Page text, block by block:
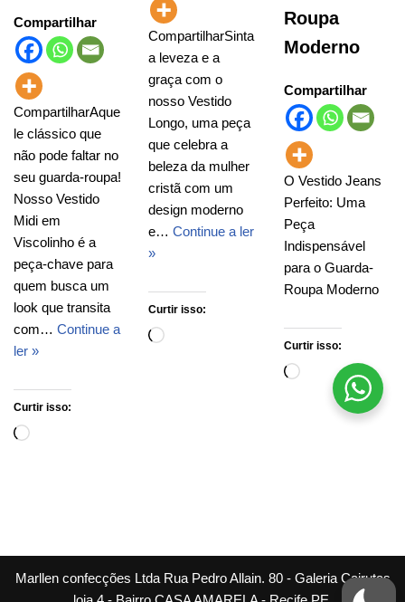
Compartilhar
CompartilharAque
le clássico que
não pode faltar no
seu guarda-roupa!
Nosso Vestido
Midi em
Viscolinho é a
peça-chave para
quem busca um
look que transita
com… Continue a
ler »
Curtir isso:
CompartilharSinta
a leveza e a
graça com o
nosso Vestido
Longo, uma peça
que celebra a
beleza da mulher
cristã com um
design moderno
e…Continue a ler
»
Curtir isso:
Roupa
Moderno
Compartilhar
O Vestido Jeans
Perfeito: Uma
Peça
Indispensável
para o Guarda-
Roupa Moderno
Curtir isso:
Marllen confecções Ltda Rua Pedro Allain. 80 - Galeria Cairutas